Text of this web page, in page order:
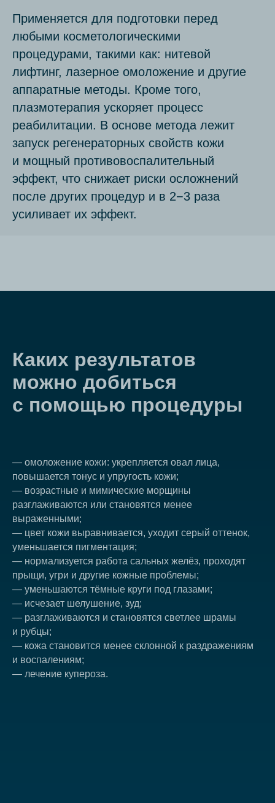
Применяется для подготовки перед
любыми косметологическими
процедурами, такими как: нитевой
лифтинг, лазерное омоложение и другие
аппаратные методы. Кроме того,
плазмотерапия ускоряет процесс
реабилитации. В основе метода лежит
запуск регенераторных свойств кожи
и мощный противовоспалительный
эффект, что снижает риски осложнений
после других процедур и в 2−3 раза
усиливает их эффект.
Каких результатов
можно добиться
с помощью процедуры
— омоложение кожи: укрепляется овал лица,
повышается тонус и упругость кожи;
— возрастные и мимические морщины
разглаживаются или становятся менее
выраженными;
— цвет кожи выравнивается, уходит серый оттенок,
уменьшается пигментация;
— нормализуется работа сальных желёз, проходят
прыщи, угри и другие кожные проблемы;
— уменьшаются тёмные круги под глазами;
— исчезает шелушение, зуд;
— разглаживаются и становятся светлее шрамы
и рубцы;
— кожа становится менее склонной к раздражениям
и воспалениям;
— лечение купероза.